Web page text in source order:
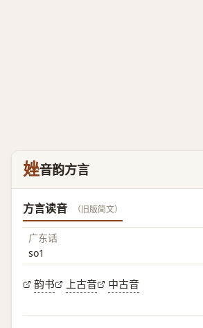
㛗音韵方言
方言读音 （旧版简文）
广东话
so1
韵书 上古音 中古音